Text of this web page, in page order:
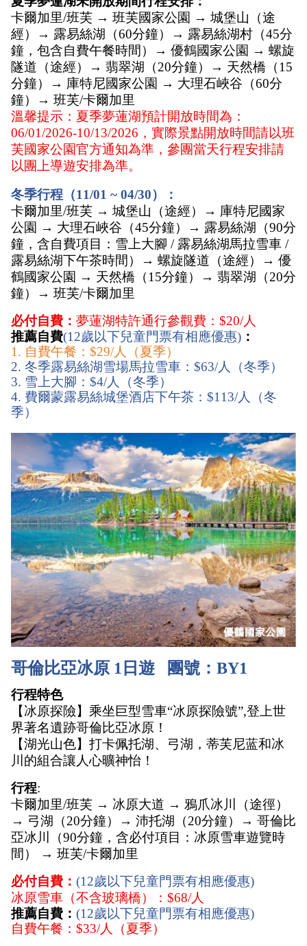
卡爾加里/班芙 → 班芙國家公園 → 城堡山（途
經）→ 露易絲湖（60分鐘）→ 露易絲湖村（45分
鐘，包含自費午餐時間）→ 優鶴國家公園 → 螺旋
隧道（途經）→ 翡翠湖（20分鐘）→ 天然橋（15
分鐘）→ 庫特尼國家公園 → 大理石峽谷（60分
鐘）→ 班芙/卡爾加里
溫馨提示： 夏季夢蓮湖預計開放時間為：
06/01/2026-10/13/2026，實際景點開放時間請以班
芙國家公園官方通知為準，參團當天行程安排請
以團上導遊安排為準。
冬季行程（11/01 ~ 04/30）：
卡爾加里/班芙 → 城堡山（途經）→ 庫特尼國家
公園 → 大理石峽谷（45分鐘）→ 露易絲湖（90分
鐘，含自費項目：雪上大腳 / 露易絲湖馬拉雪車 /
露易絲湖下午茶時間）→ 螺旋隧道（途經）→ 優
鶴國家公園 → 天然橋（15分鐘）→ 翡翠湖（20分
鐘）→ 班芙/卡爾加里
必付自費： 夢蓮湖特許通行參觀費：$20/人
推薦自費(12歲以下兒童門票有相應優惠) ：
1. 自費午餐：$29/人（夏季）
2. 冬季露易絲湖雪場馬拉雪車：$63/人（冬季）
3. 雪上大腳：$4/人（冬季）
4. 費爾蒙露易絲城堡酒店下午茶：$113/人（冬
季）
哥倫比亞冰原 1日遊   團號：BY1
行程特色
【冰原探險】乘坐巨型雪車“冰原探險號”,登上世
界著名遺跡哥倫比亞冰原！
【湖光山色】打卡佩托湖、弓湖，蒂芙尼蓝和冰
川的組合讓人心曠神怡！
行程:
卡爾加里/班芙 → 冰原大道 → 鴉爪冰川（途徑）
→ 弓湖（20分鐘）→ 沛托湖（20分鐘）→ 哥倫比
亞冰川（90分鐘，含必付項目：冰原雪車遊覽時
間） → 班芙/卡爾加里
必付自費： (12歲以下兒童門票有相應優惠)
冰原雪車（不含玻璃橋）：$68/人
推薦自費： (12歲以下兒童門票有相應優惠)
自費午餐：$33/人（夏季）